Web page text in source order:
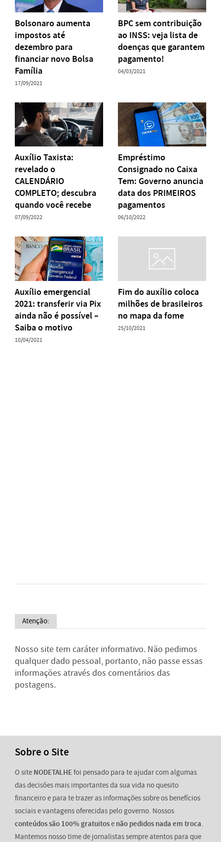
Bolsonaro aumenta
impostos até
dezembro para
financiar novo Bolsa
Família
17/09/2021
BPC sem contribuição
ao INSS: veja lista de
doenças que garantem
pagamento!
04/03/2021
Auxílio Taxista:
revelado o
CALENDÁRIO
COMPLETO; descubra
quando você recebe
07/09/2022
Empréstimo
Consignado no Caixa
Tem: Governo anuncia
data dos PRIMEIROS
pagamentos
06/10/2022
Auxílio emergencial
2021: transferir via Pix
ainda não é possível –
Saiba o motivo
10/04/2021
Fim do auxílio coloca
milhões de brasileiros
no mapa da fome
25/10/2021
Atenção:
Nosso site tem caráter informativo. Não pedimos
qualquer dado pessoal, portanto, não passe essas
informações através dos comentários das
postagens.
Sobre o Site
O site NODETALHEfoi pensado para te ajudar com algumas
das decisões mais importantes da sua vida no quesito
financeiro e para te trazer as informações sobre os benefícios
sociais e vantagens oferecidas pelo governo. Nossos
conteúdos são 100% gratuitose não pedidos nada em troca.
Mantemos nosso time de jornalistas sempre atentos para que